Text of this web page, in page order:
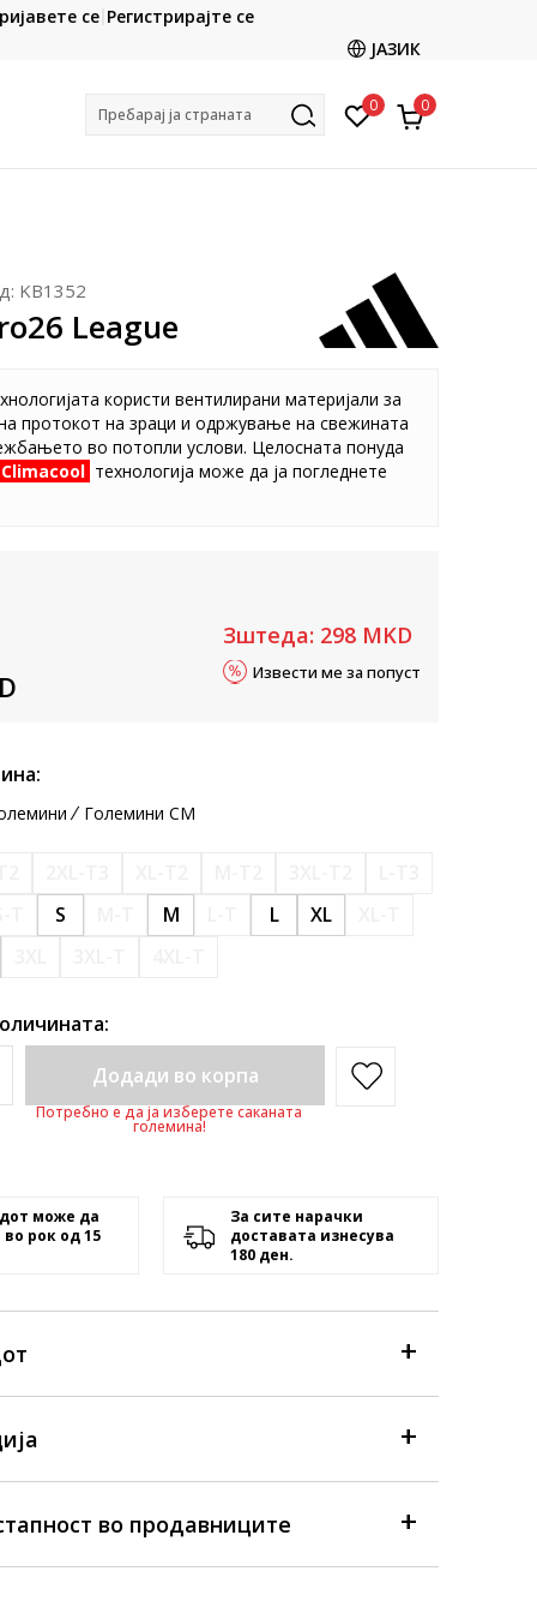
CLICK & COLLECT
со картичка online и подигнете во продавницата
се Регистрирајте се
ЈАЗИК
Пребарај ја страната 0 0
KB1352
League
користи вентилирани материјали за
протокот на зраци и одржување на свежината
во потопли услови. Целосната понуда
Climacool технологија може да ја погледнете
Зштеда: 298 MKD
Извести ме за попуст
Големини CM
S M L XL
Додади во корпа
Потребно е да ја изберете саканата
големина!
може да
во рок од 15
За сите нарачки
доставата изнесува
180 ден.
во продавниците